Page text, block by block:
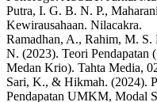
Putra, I. G. B. N. P.,
Kewirausahaan. Nilacakra.
Ramadhan, A., Rahim, M.
N. (2023). Teori Pendapatan
Medan Krio). Tahta Media,
Sari, K., & Hikmah. (2024).
Pendapatan UMKM, Modal